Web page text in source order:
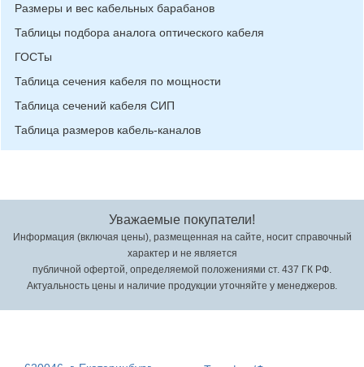
Размеры и вес кабельных барабанов
Таблицы подбора аналога оптического кабеля
ГОСТы
Таблица сечения кабеля по мощности
Таблица сечений кабеля СИП
Таблица размеров кабель-каналов
Уважаемые покупатели!
Информация (включая цены), размещенная на сайте, носит справочный
характер и не является
публичной офертой, определяемой положениями ст. 437 ГК РФ.
Актуальность цены и наличие продукции уточняйте у менеджеров.